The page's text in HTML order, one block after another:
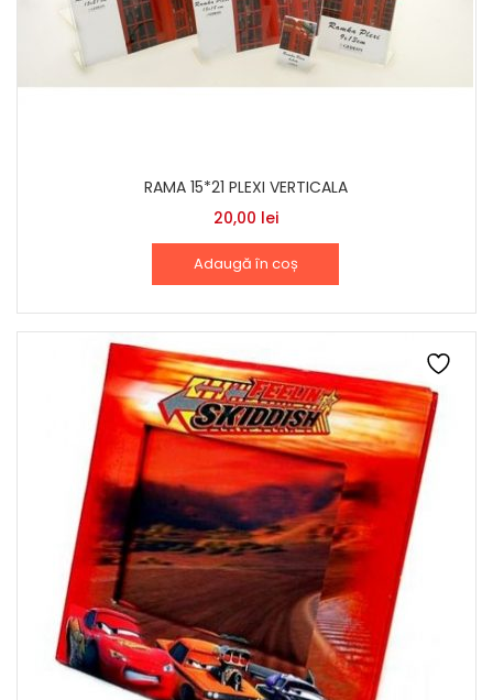
RAMA 15*21 PLEXI VERTICALA
20,00 lei
Adaugă în coș